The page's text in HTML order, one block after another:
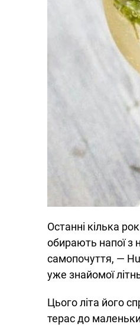
Останні кілька
обирають напої з
самопочуття, —
уже знайомої
Цього літа його
терас до